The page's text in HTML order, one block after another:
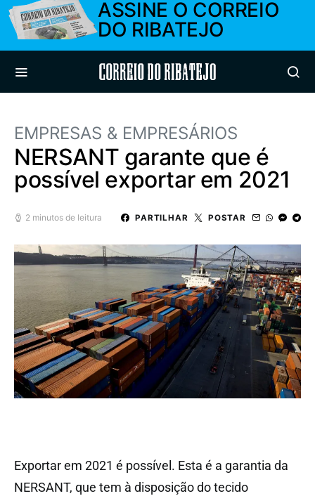
ASSINE O CORREIO
DO RIBATEJO
Correio do Ribatejo
EMPRESAS & EMPRESÁRIOS
NERSANT garante que é
possível exportar em 2021
2 minutos de leitura PARTILHAR POSTAR
Exportar em 2021 é possível. Esta é a garantia da
NERSANT, que tem à disposição do tecido